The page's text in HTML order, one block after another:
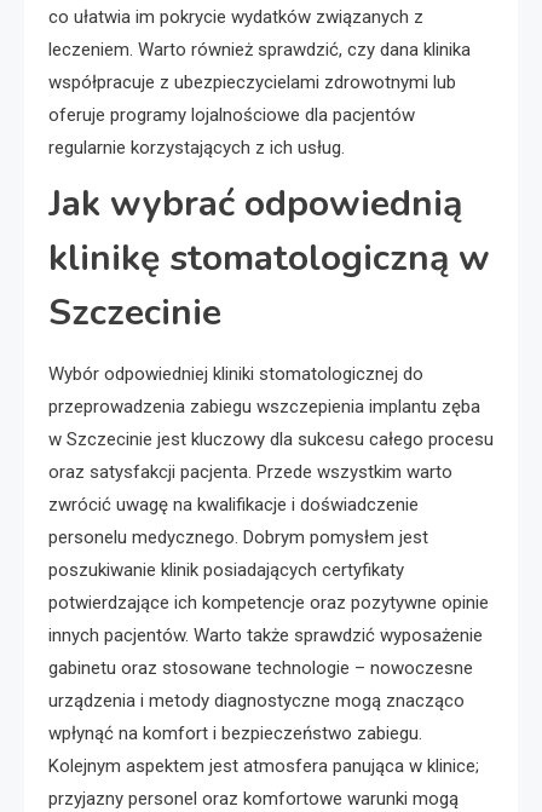
co ułatwia im pokrycie wydatków związanych z
leczeniem. Warto również sprawdzić, czy dana klinika
współpracuje z ubezpieczycielami zdrowotnymi lub
oferuje programy lojalnościowe dla pacjentów
regularnie korzystających z ich usług.
Jak wybrać odpowiednią
klinikę stomatologiczną w
Szczecinie
Wybór odpowiedniej kliniki stomatologicznej do
przeprowadzenia zabiegu wszczepienia implantu zęba
w Szczecinie jest kluczowy dla sukcesu całego procesu
oraz satysfakcji pacjenta. Przede wszystkim warto
zwrócić uwagę na kwalifikacje i doświadczenie
personelu medycznego. Dobrym pomysłem jest
poszukiwanie klinik posiadających certyfikaty
potwierdzające ich kompetencje oraz pozytywne opinie
innych pacjentów. Warto także sprawdzić wyposażenie
gabinetu oraz stosowane technologie – nowoczesne
urządzenia i metody diagnostyczne mogą znacząco
wpłynąć na komfort i bezpieczeństwo zabiegu.
Kolejnym aspektem jest atmosfera panująca w klinice;
przyjazny personel oraz komfortowe warunki mogą